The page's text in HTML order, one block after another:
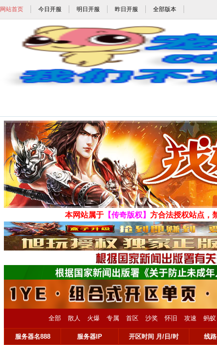
网站首页 今日开服 明日开服 昨日开服 全部版本